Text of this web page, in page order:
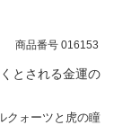
商品番号 016153
とされる金運の
クォーツと虎の瞳